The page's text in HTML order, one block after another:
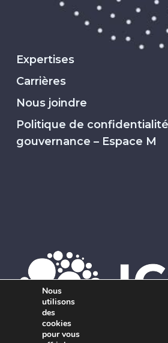
Expertises
Carrières
Nous joindre
Politique de
gouvernance – Espace M
Nous
utilisons
des
cookies
pour vous